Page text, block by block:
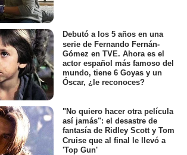
Debutó a los 5 años en una
serie de Fernando Fernán-
Gómez en TVE. Ahora es el
actor español más famoso del
mundo, tiene 6 Goyas y un
Óscar, ¿le reconoces?
"No quiero hacer otra película
así jamás": el desastre de
fantasía de Ridley Scott y Tom
Cruise que al final le llevó a
'Top Gun'